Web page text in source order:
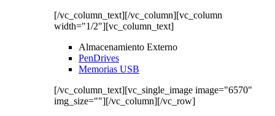
[/vc_column_text][/vc_column][vc_column
width="1/2"][vc_column_text]
Almacenamiento Externo
PenDrives
Memorias USB
[/vc_column_text][vc_single_image image="6570"
img_size=""][/vc_column][/vc_row]